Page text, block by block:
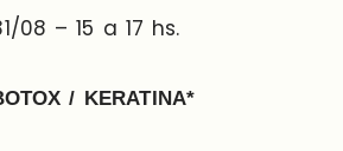
08 – 15 a 17 hs.
/ KERATINA*